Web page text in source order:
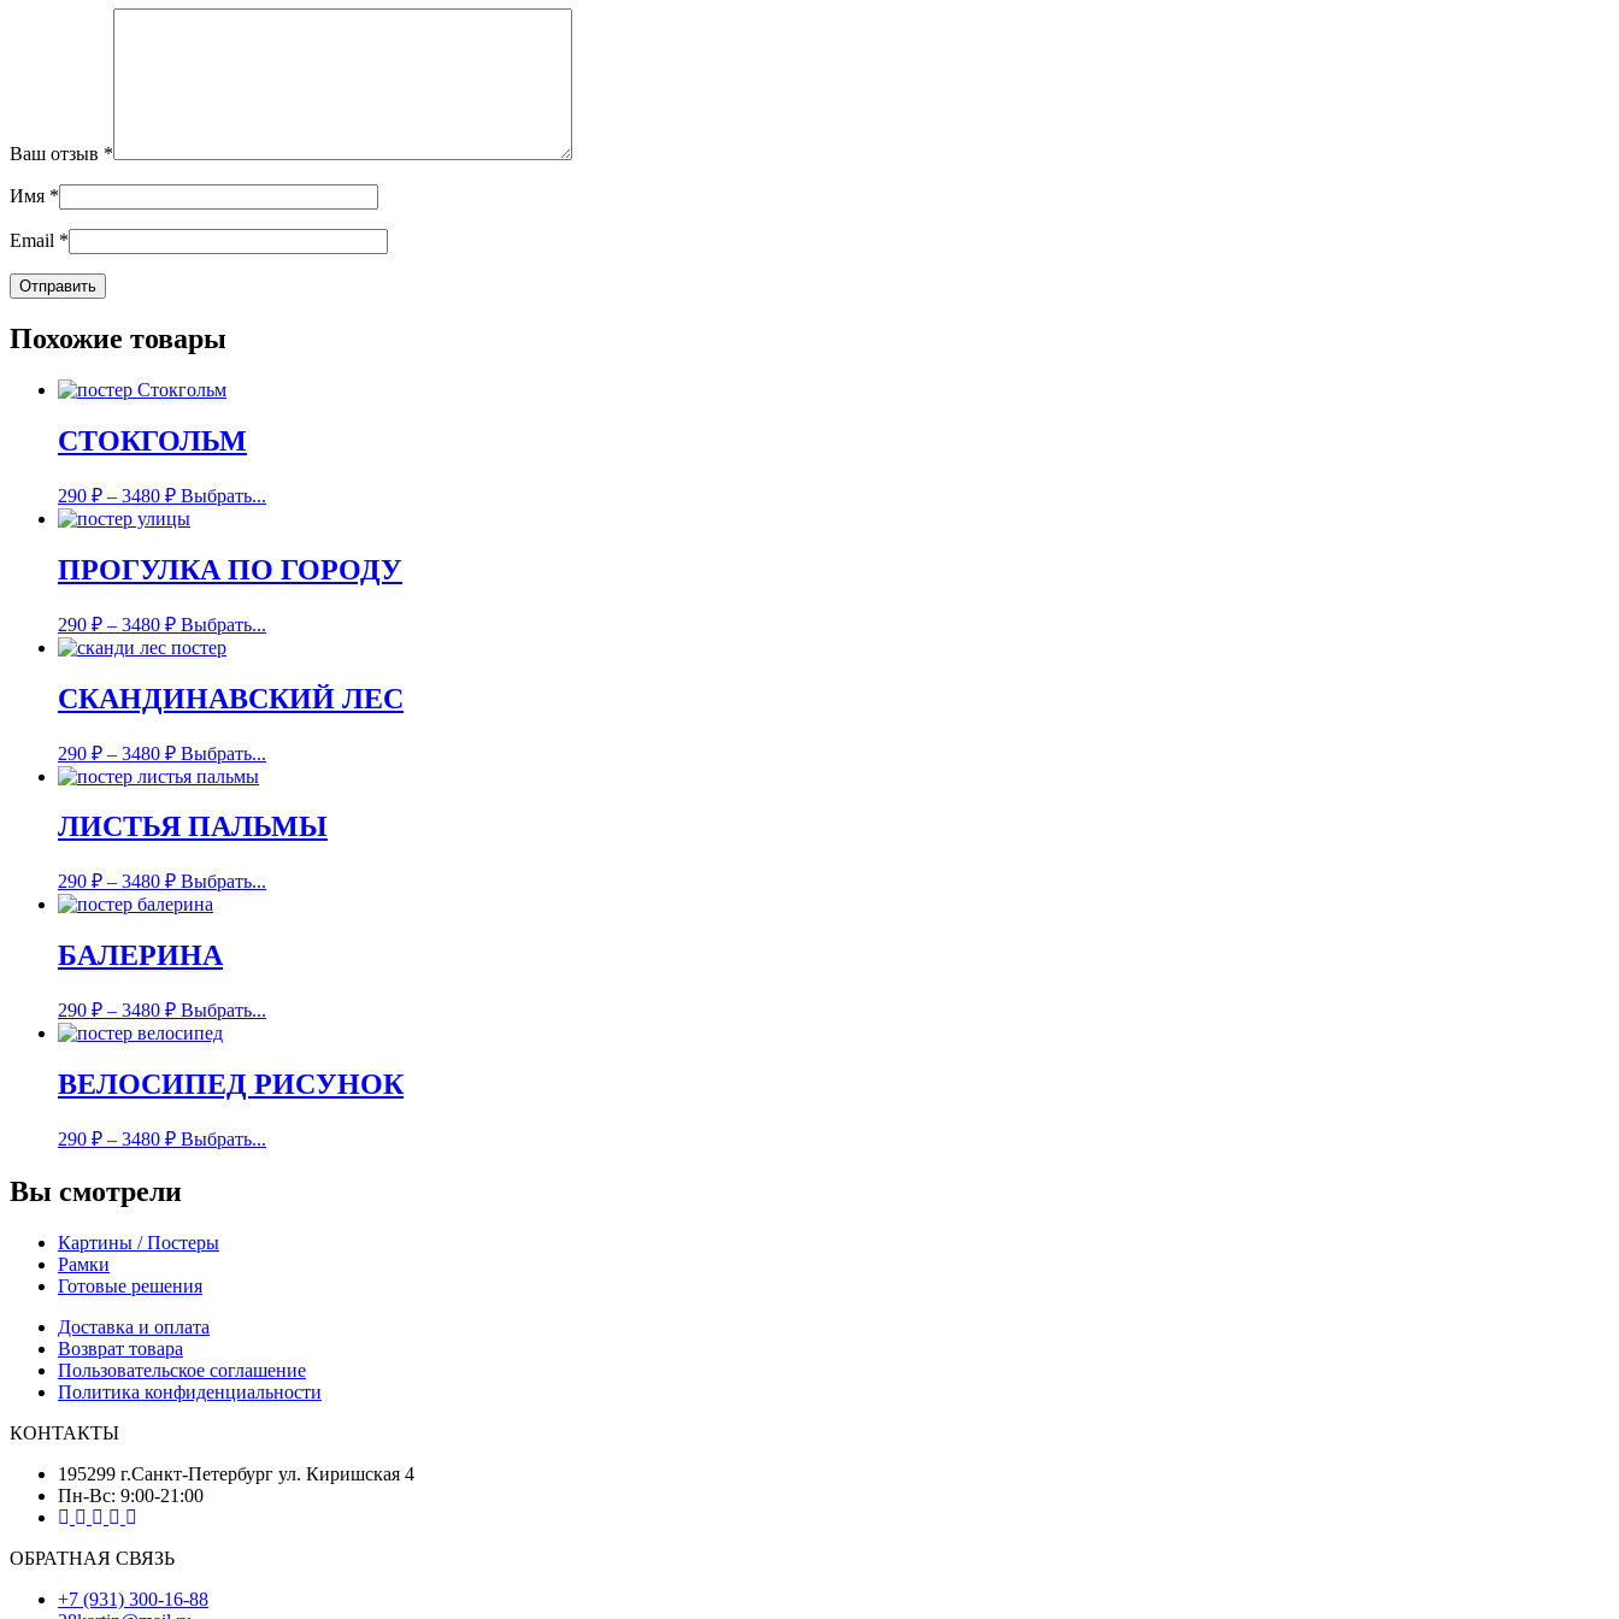
Ваш отзыв *
Имя *
Email *
Похожие товары
СТОКГОЛЬМ
290 ₽ – 3480 ₽ Выбрать...
ПРОГУЛКА ПО ГОРОДУ
290 ₽ – 3480 ₽ Выбрать...
СКАНДИНАВСКИЙ ЛЕС
290 ₽ – 3480 ₽ Выбрать...
ЛИСТЬЯ ПАЛЬМЫ
290 ₽ – 3480 ₽ Выбрать...
БАЛЕРИНА
290 ₽ – 3480 ₽ Выбрать...
ВЕЛОСИПЕД РИСУНОК
290 ₽ – 3480 ₽ Выбрать...
Вы смотрели
Картины / Постеры
Рамки
Готовые решения
Доставка и оплата
Возврат товара
Пользовательское соглашение
Политика конфиденциальности
КОНТАКТЫ
195299 г.Санкт-Петербург ул. Киришская 4
Пн-Вс: 9:00-21:00
ОБРАТНАЯ СВЯЗЬ
+7 (931) 300-16-88